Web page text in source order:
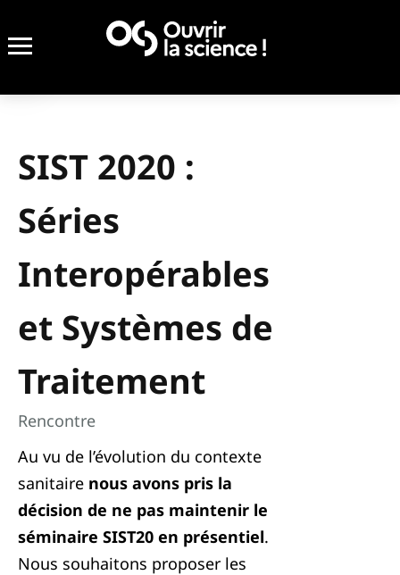
SIST 2020 :
Séries
Interopérables
et Systèmes de
Traitement
Rencontre
Au vu de l’évolution du contexte
sanitaire nous avons pris la
décision de ne pas maintenir le
séminaire SIST20 en présentiel.
Nous souhaitons proposer les